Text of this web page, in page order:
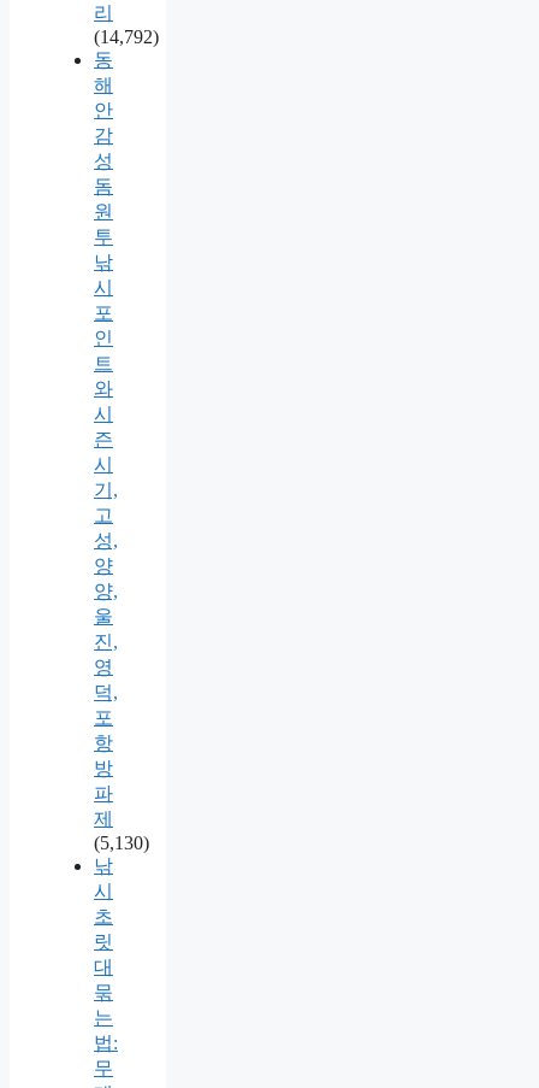
리
(14,792)
동
해
안
감
성
돔
원
투
낚
시
포
인
트
와
시
즌
시
기,
고
성,
양
양,
울
진,
영
덕,
포
항
방
파
제
(5,130)
낚
시
초
릿
대
묶
는
법:
무